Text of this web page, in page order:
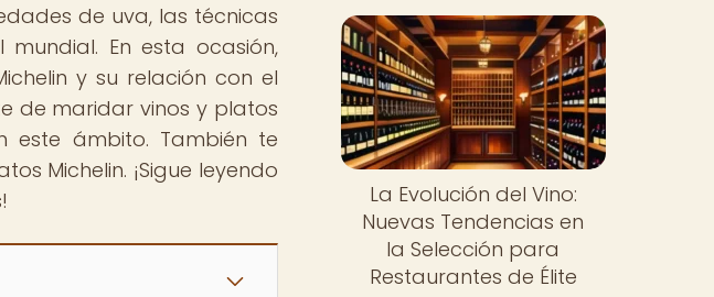
de uva, las técnicas
En esta ocasión,
y su relación con el
de maridar vinos y platos
este ámbito. También te
Michelin. ¡Sigue leyendo
La Evolución del Vino:
Nuevas Tendencias en
la Selección para
Restaurantes de Élite